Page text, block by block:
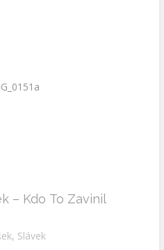
– Kdo To Zavinil
Slávek